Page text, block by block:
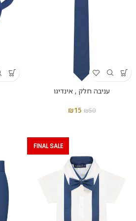
עניבה חלק , אינדיגו
₪50
₪15
FINAL SALE